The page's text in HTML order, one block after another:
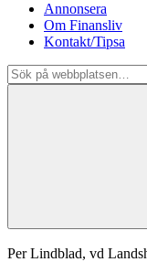
Annonsera
Om Finansliv
Kontakt/Tipsa
Per Lindblad, vd